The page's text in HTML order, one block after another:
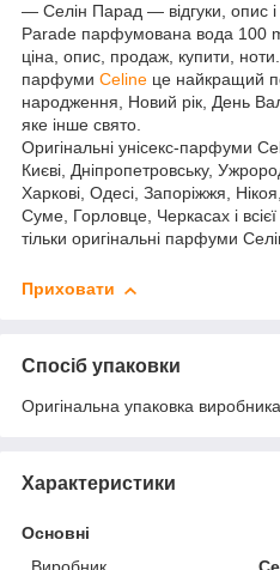
— Селін Парад — відгуки, опис і
Parade парфумована вода 100
ціна, опис, продаж, купити, ноти.
парфуми Celine це найкращий
народження, Новий рік, День
яке інше свято.
Оригінальні унісекс-парфуми
Києві, Дніпропетровську,
Харкові, Одесі, Запоріжжя,
Суме, Горловце, Черкасах і
тільки оригінальні парфуми
Приховати
Спосіб упаковки
Оригінальна упаковка
Характеристики
Основні